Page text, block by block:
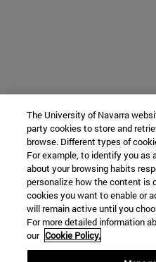
The University of Navarra
party cookies to store and
browse. Different types of
For example, to identify you as
about your browsing habits
personalize how the content is
cookies you want to enable or
will remain active until you
For more detailed information
our Cookie Policy.